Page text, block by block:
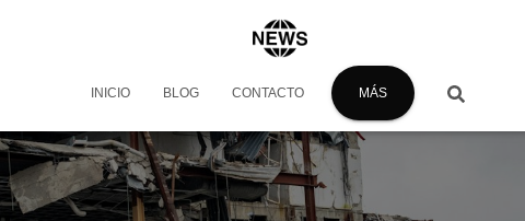
INICIO BLOG CONTACTO MÁS